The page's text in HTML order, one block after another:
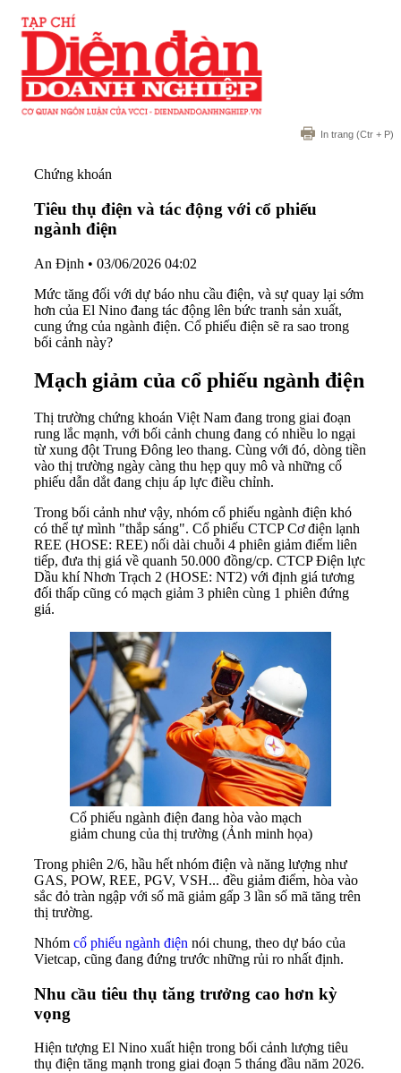
In trang (Ctr + P)
Chứng khoán
Tiêu thụ điện và tác động với cổ phiếu
ngành điện
An Định • 03/06/2026 04:02
Mức tăng đối với dự báo nhu cầu điện, và sự quay lại sớm
hơn của El Nino đang tác động lên bức tranh sản xuất,
cung ứng của ngành điện. Cổ phiếu điện sẽ ra sao trong
bối cảnh này?
Mạch giảm của cổ phiếu ngành điện
Thị trường chứng khoán Việt Nam đang trong giai đoạn
rung lắc mạnh, với bối cảnh chung đang có nhiều lo ngại
từ xung đột Trung Đông leo thang. Cùng với đó, dòng tiền
vào thị trường ngày càng thu hẹp quy mô và những cổ
phiếu dẫn dắt đang chịu áp lực điều chỉnh.
Trong bối cảnh như vậy, nhóm cổ phiếu ngành điện khó
có thể tự mình "thắp sáng". Cổ phiếu CTCP Cơ điện lạnh
REE (HOSE: REE) nối dài chuỗi 4 phiên giảm điểm liên
tiếp, đưa thị giá về quanh 50.000 đồng/cp. CTCP Điện lực
Dầu khí Nhơn Trạch 2 (HOSE: NT2) với định giá tương
đối thấp cũng có mạch giảm 3 phiên cùng 1 phiên đứng
giá.
Cổ phiếu ngành điện đang hòa vào mạch
giảm chung của thị trường (Ảnh minh họa)
Trong phiên 2/6, hầu hết nhóm điện và năng lượng như
GAS, POW, REE, PGV, VSH... đều giảm điểm, hòa vào
sắc đỏ tràn ngập với số mã giảm gấp 3 lần số mã tăng trên
thị trường.
Nhóm cổ phiếu ngành điện nói chung, theo dự báo của
Vietcap, cũng đang đứng trước những rủi ro nhất định.
Nhu cầu tiêu thụ tăng trưởng cao hơn kỳ
vọng
Hiện tượng El Nino xuất hiện trong bối cảnh lượng tiêu
thụ điện tăng mạnh trong giai đoạn 5 tháng đầu năm 2026.